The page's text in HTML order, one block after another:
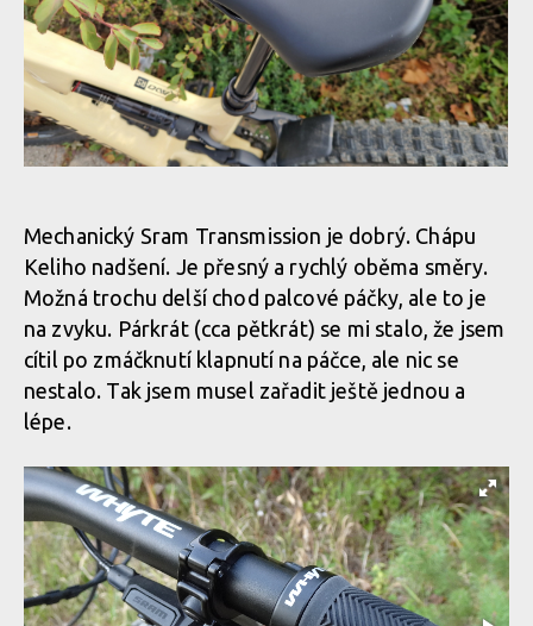
Whyte Kado RS, anglán se smyslem pro zábavu
Whyte Kado RS, anglán se smyslem pro zábavu
Whyte Kado RS, anglán se smyslem pro zábavu
Whyte Kado RS, anglán se smyslem pro zábavu
Whyte Kado RS, anglán se smyslem pro zábavu
Whyte Kado RS, anglán se smyslem pro zábavu
Whyte Kado RS, anglán se smyslem pro zábavu
Whyte Kado RS, anglán se smyslem pro zábavu
Mechanický Sram Transmission je dobrý. Chápu
Keliho nadšení. Je přesný a rychlý oběma směry.
Možná trochu delší chod palcové páčky, ale to je
na zvyku. Párkrát (cca pětkrát) se mi stalo, že jsem
cítil po zmáčknutí klapnutí na páčce, ale nic se
nestalo. Tak jsem musel zařadit ještě jednou a
lépe.